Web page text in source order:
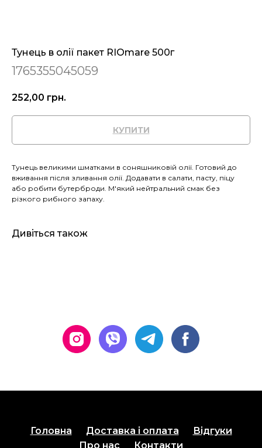
Тунець в олії пакет RIOmare 500г
1765355045059
252,00 грн.
КУПИТИ
Тунець великими шматками в соняшниковій олії. Готовий до
вживання після зливання олії. Додавати в салати, пасту, піцу
або робити бутерброди. М'який нейтральний смак без
різкого рибного запаху.
Дивіться також
Головна Доставка і оплата
Відгуки
Про нас
Контакти